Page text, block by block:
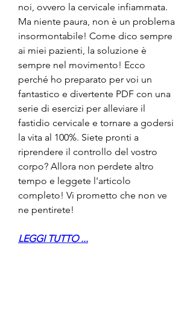
noi, ovvero la cervicale infiammata.
Ma niente paura, non è un problema
insormontabile! Come dico sempre
ai miei pazienti, la soluzione è
sempre nel movimento! Ecco
perché ho preparato per voi un
fantastico e divertente PDF con una
serie di esercizi per alleviare il
fastidio cervicale e tornare a godersi
la vita al 100%. Siete pronti a
riprendere il controllo del vostro
corpo? Allora non perdete altro
tempo e leggete l'articolo
completo! Vi prometto che non ve
ne pentirete!
LEGGI TUTTO ...